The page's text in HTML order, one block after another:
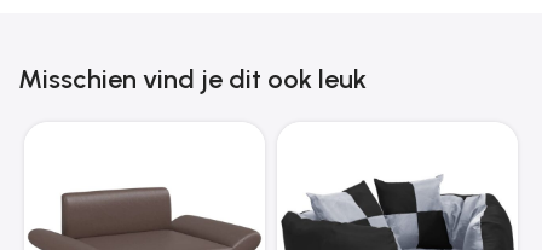
Misschien vind je dit ook leuk